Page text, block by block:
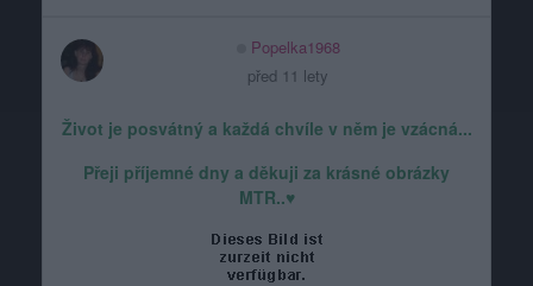
Popelka1968
před 11 lety
Život je posvátný a každá chvíle v něm je vzácná...
Přeji příjemné dny a děkuji za krásné obrázky
MTR..♥